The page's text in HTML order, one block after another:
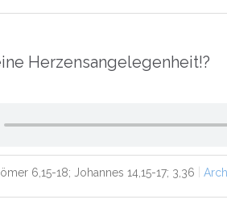
Herzensangelegenheit!?
6,15-18; Johannes 14,15-17; 3,36